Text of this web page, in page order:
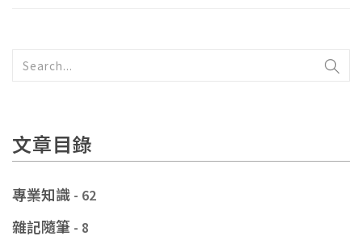
文章目錄
專業知識 - 62
雜記隨筆 - 8